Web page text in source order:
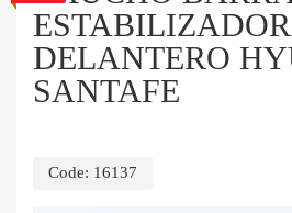
DELANTERO
SANTAFE
Code: 16137